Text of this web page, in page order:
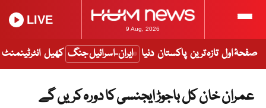
9 Aug, 2026
LIVE
صفحۂ اول تازہ ترین پاکستان دنیا ایران-اسرائیل جنگ کھیل انٹرٹینمنٹ
عمران خان کل باجوڑ ایجنسی کا دورہ کریں گے